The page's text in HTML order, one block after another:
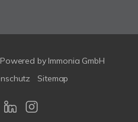
Powered by Immonia GmbH
Sitemap